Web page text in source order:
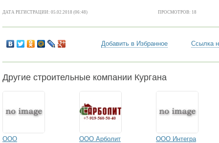
ДАТА РЕГИСТРАЦИИ: 05.02.2018 (06:48) ПРОСМОТРОВ: 18
Добавить в Избранное Ссылка
Другие строительные компании Кургана
ООО
ООО Арболит ООО Интегра